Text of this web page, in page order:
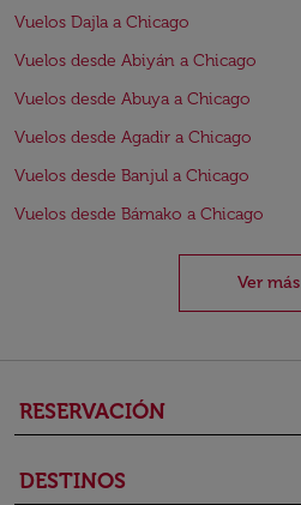
Vuelos Dajla a Chicago
Vuelos desde Abiyán a Chicago
Vuelos desde Abuya a Chicago
Vuelos desde Agadir a Chicago
Vuelos desde Banjul a Chicago
Vuelos desde Bámako a Chicago
Ver más
RESERVACIÓN
DESTINOS